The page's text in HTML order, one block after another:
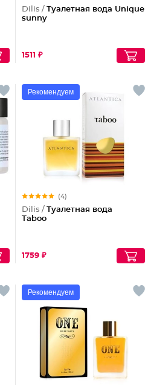
Dilis / Туалетная вода Unique
sunny
1511 ₽
Рекомендуем
(4)
Dilis / Туалетная вода
Taboo
1759 ₽
Рекомендуем